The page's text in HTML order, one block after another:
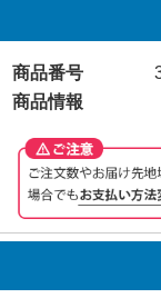
商品番号
商品情報